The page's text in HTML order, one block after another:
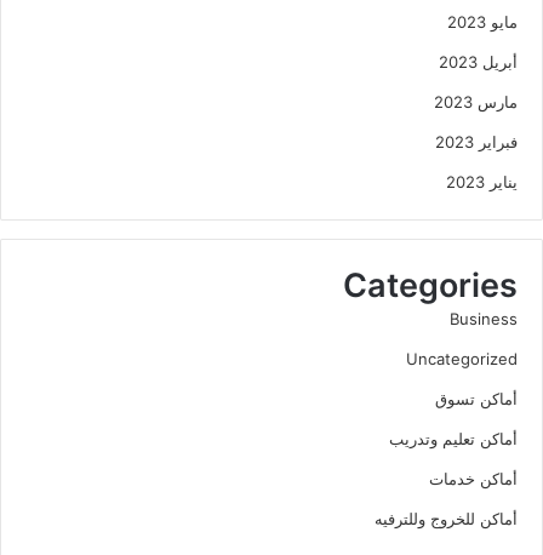
مايو 2023
أبريل 2023
مارس 2023
فبراير 2023
يناير 2023
Categories
Business
Uncategorized
أماكن تسوق
أماكن تعليم وتدريب
أماكن خدمات
أماكن للخروج وللترفيه